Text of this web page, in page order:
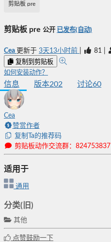
剪贴板 pre
剪贴板 pre 公开 已发布(自动)
Cea 更新于 3天13小时前 81
复制到剪贴板
如何安装动作？
信息 版本202 讨论60
Cea
赞赏作者
复制Ta的推荐码
剪贴板动作交流群：824753837
适用于
通用
分类(旧)
其他
点赞鼓励一下